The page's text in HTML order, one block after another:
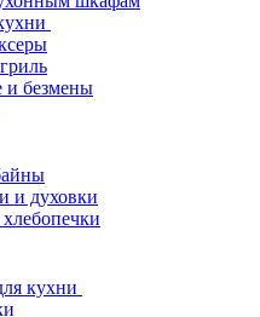
и безмены
и духовки
кухни